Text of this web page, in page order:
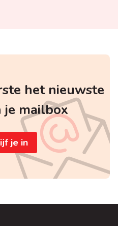
het nieuwste
je mailbox
je in